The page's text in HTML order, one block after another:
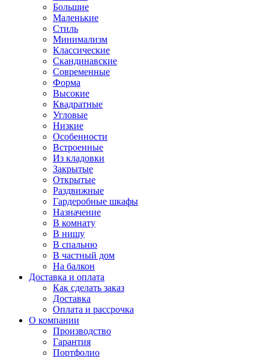
Большие
Маленькие
Стиль
Минимализм
Классические
Скандинавские
Современные
Форма
Высокие
Квадратные
Угловые
Низкие
Особенности
Встроенные
Из кладовки
Закрытые
Открытые
Раздвижные
Гардеробные шкафы
Назначение
В комнату
В нишу
В спальню
В частный дом
На балкон
Доставка и оплата
Как сделать заказ
Доставка
Оплата и рассрочка
О компании
Производство
Гарантия
Портфолио